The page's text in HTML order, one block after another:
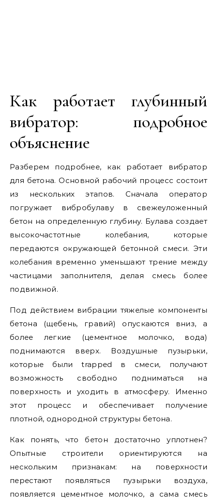
Как работает глубинный
вибратор: подробное
объяснение
Разберем подробнее, как работает вибратор
для бетона. Основной рабочий процесс состоит
из нескольких этапов. Сначала оператор
погружает вибробулаву в свежеуложенный
бетон на определенную глубину. Булава создает
высокочастотные колебания, которые
передаются окружающей бетонной смеси. Эти
колебания временно уменьшают трение между
частицами заполнителя, делая смесь более
подвижной.
Под действием вибрации тяжелые компоненты
бетона (щебень, гравий) опускаются вниз, а
более легкие (цементное молочко, вода)
поднимаются вверх. Воздушные пузырьки,
которые были trapped в смеси, получают
возможность свободно подниматься на
поверхность и уходить в атмосферу. Именно
этот процесс и обеспечивает получение
плотной, однородной структуры бетона.
Как понять, что бетон достаточно уплотнен?
Опытные строители ориентируются на
нескольким признакам: на поверхности
перестают появляться пузырьки воздуха,
появляется цементное молочко, а сама смесь